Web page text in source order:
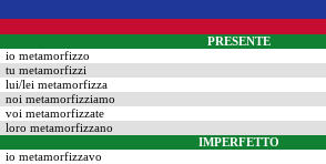
PRESENTE
io metamorfizzo
tu metamorfizzi
lui/lei metamorfizza
noi metamorfizziamo
voi metamorfizzate
loro metamorfizzano
IMPERFETTO
io metamorfizzavo